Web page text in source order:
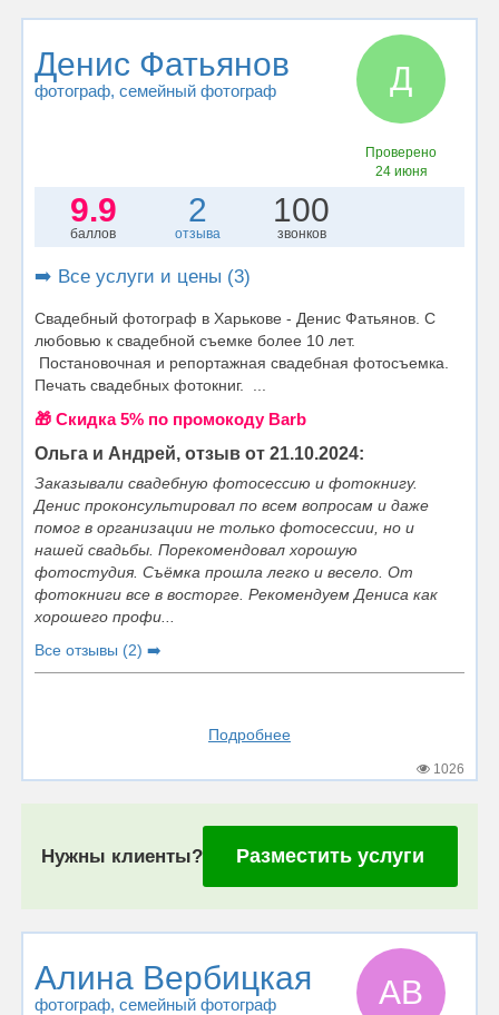
Денис Фатьянов
фотограф, семейный фотограф Д
Проверено
24 июня
9.9
баллов
2
отзыва
100
звонков
➡️ Все услуги и цены (3)
Свадебный фотограф в Харькове - Денис Фатьянов. С
любовью к свадебной cъемке более 10 лет.
Постановочная и репортажная свадебная фотосъемка.
Печать свадебных фотокниг. ...
🎁 Cкидка 5% по промокоду Barb
Ольга и Андрей, отзыв от 21.10.2024:
Заказывали свадебную фотосессию и фотокнигу.
Денис проконсультировал по всем вопросам и даже
помог в организации не только фотосессии, но и
нашей свадьбы. Порекомендовал хорошую
фотостудия. Съёмка прошла легко и весело. От
фотокниги все в восторге. Рекомендуем Дениса как
хорошего профи...
Все отзывы (2) ➡️
Подробнее
1026
Нужны клиенты? Разместить услуги
Алина Вербицкая
фотограф, семейный фотограф АВ